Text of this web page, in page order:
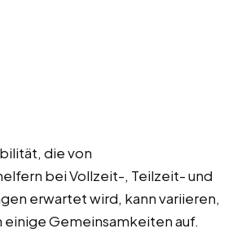
die von
bei Vollzeit-, Teilzeit- und
erwartet wird, kann variieren,
einige Gemeinsamkeiten auf.